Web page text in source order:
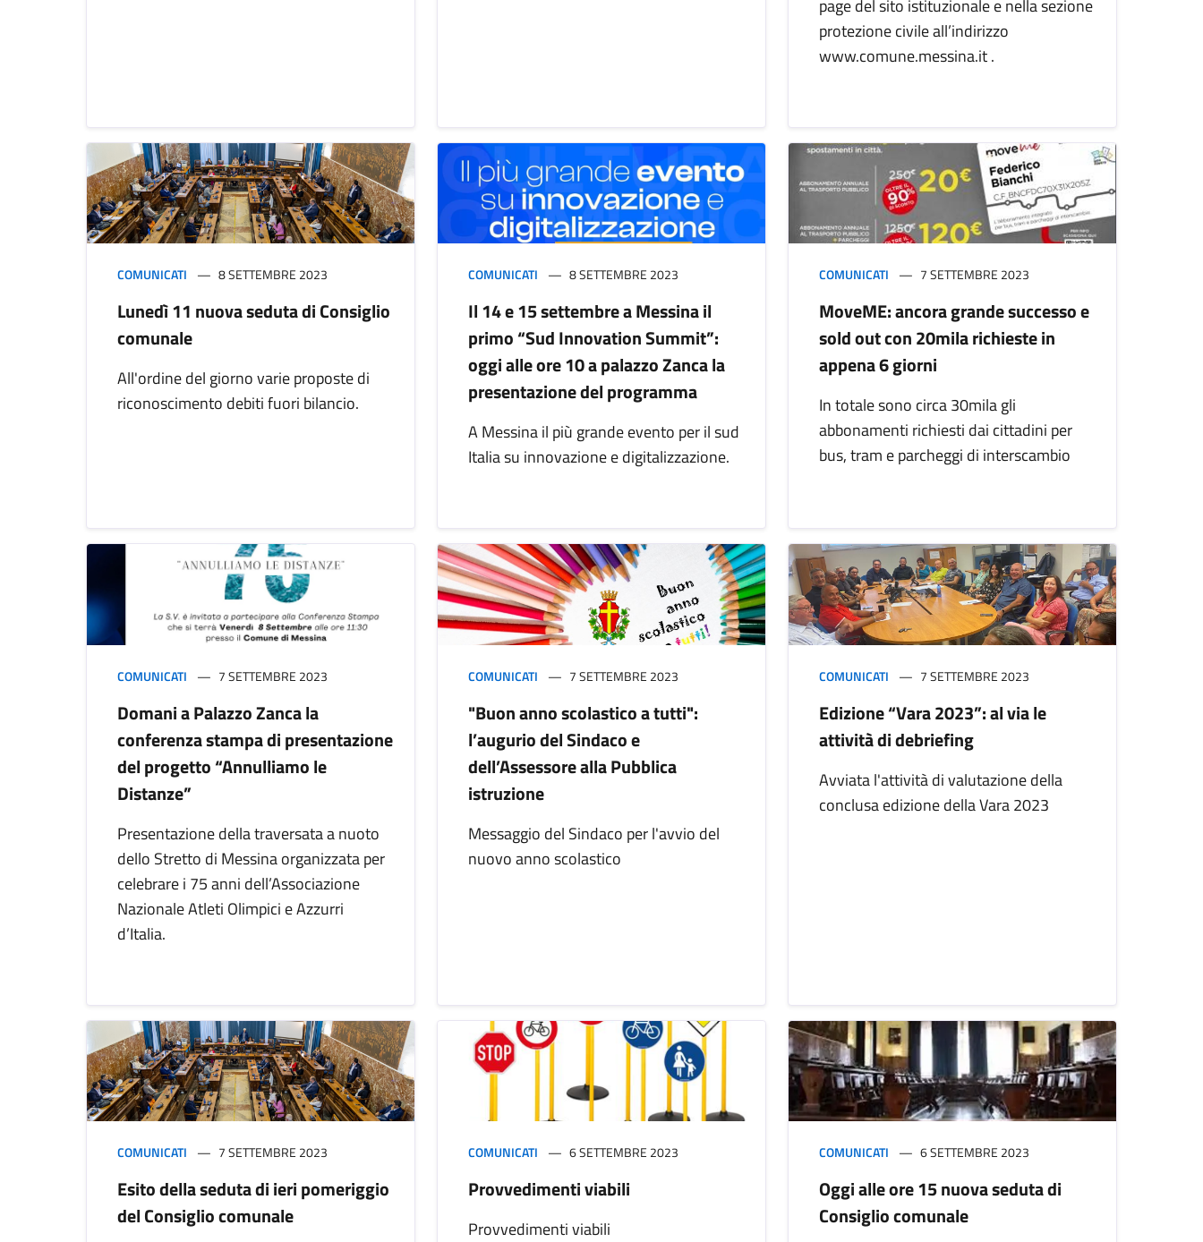
page del sito istituzionale e nella sezione
protezione civile all’indirizzo
www.comune.messina.it .
COMUNICATI 8 SETTEMBRE 2023
Lunedì 11 nuova seduta di Consiglio
comunale
All'ordine del giorno varie proposte di
riconoscimento debiti fuori bilancio.
COMUNICATI 8 SETTEMBRE 2023
Il 14 e 15 settembre a Messina il
primo “Sud Innovation Summit”:
oggi alle ore 10 a palazzo Zanca la
presentazione del programma
A Messina il più grande evento per il sud
Italia su innovazione e digitalizzazione.
COMUNICATI 7 SETTEMBRE 2023
MoveME: ancora grande successo e
sold out con 20mila richieste in
appena 6 giorni
In totale sono circa 30mila gli
abbonamenti richiesti dai cittadini per
bus, tram e parcheggi di interscambio
COMUNICATI 7 SETTEMBRE 2023
Domani a Palazzo Zanca la
conferenza stampa di presentazione
del progetto “Annulliamo le
Distanze”
Presentazione della traversata a nuoto
dello Stretto di Messina organizzata per
celebrare i 75 anni dell’Associazione
Nazionale Atleti Olimpici e Azzurri
d’Italia.
COMUNICATI 7 SETTEMBRE 2023
"Buon anno scolastico a tutti":
l’augurio del Sindaco e
dell’Assessore alla Pubblica
istruzione
Messaggio del Sindaco per l'avvio del
nuovo anno scolastico
COMUNICATI 7 SETTEMBRE 2023
Edizione “Vara 2023”: al via le
attività di debriefing
Avviata l'attività di valutazione della
conclusa edizione della Vara 2023
COMUNICATI 7 SETTEMBRE 2023
Esito della seduta di ieri pomeriggio
del Consiglio comunale
COMUNICATI 6 SETTEMBRE 2023
Provvedimenti viabili
Provvedimenti viabili
COMUNICATI 6 SETTEMBRE 2023
Oggi alle ore 15 nuova seduta di
Consiglio comunale